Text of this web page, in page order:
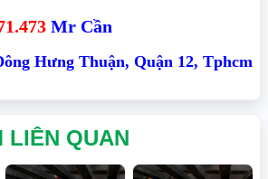
Mr Cần
Hưng Thuận, Quận 12, Tphcm
LIÊN QUAN